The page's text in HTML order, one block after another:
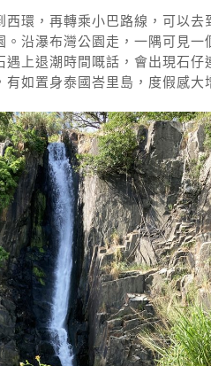
西環，再轉乘小巴路線，可以
。沿瀑布灣公園走，一隅可見
遇上退潮時間嘅話，會出現石
有如置身泰國峇里島，度假感大